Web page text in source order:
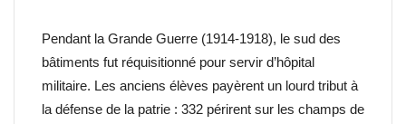
Pendant la Grande Guerre (1914-1918), le sud des
bâtiments fut réquisitionné pour servir d’hôpital
militaire. Les anciens élèves payèrent un lourd tribut à
la défense de la patrie : 332 périrent sur les champs de